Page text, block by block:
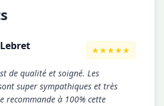
★★★★★
de qualité et soigné. Les
super sympathiques et très
recommande à 100% cette